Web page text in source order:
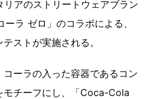
アのストリートウェアブラン
ラ ゼロ」のコラボによる、
ストが実施される。
ーラの入った容器であるコン
モチーフにし、「Coca-Cola